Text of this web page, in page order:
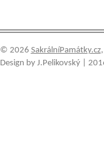
© 2026 SakrálníPamátky.cz
Design by J.Pelikovský |